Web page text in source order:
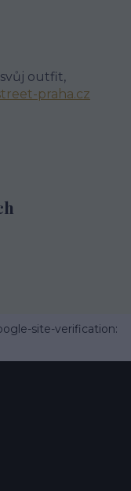
outfit,
praha.cz
site-verification: